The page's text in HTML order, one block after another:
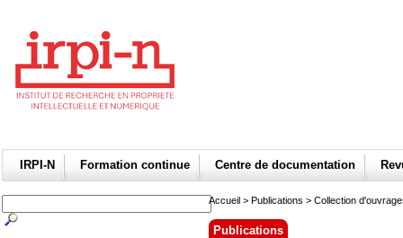
IRPI-N Formation continue Centre de documentation
Accueil > Publications > Collection
Publications